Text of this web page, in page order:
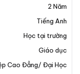
Đại Học (A.D.)
cho những sinh
cho các năm đầu
này là một cơ
tạo ra ảnh
em thông qua
2 Năm
Tiếng Anh
Học tại trường
Giáo dục
Cao Đẳng/ Đại Học